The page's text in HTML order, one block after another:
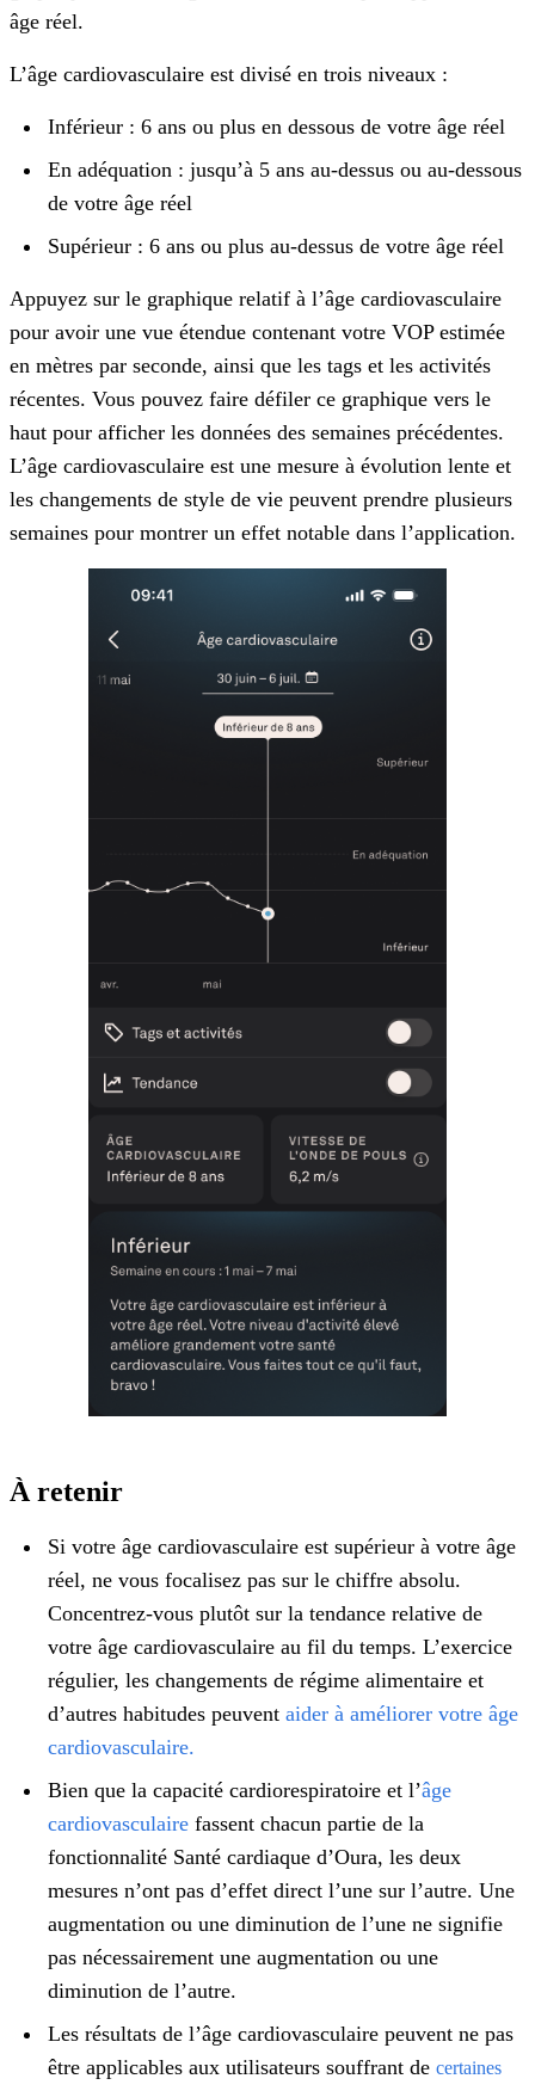
âge réel.
L’âge cardiovasculaire est divisé en trois niveaux :
Inférieur : 6 ans ou plus en dessous de votre âge réel
En adéquation : jusqu’à 5 ans au-dessus ou au-dessous
de votre âge réel
Supérieur : 6 ans ou plus au-dessus de votre âge réel
Appuyez sur le graphique relatif à l’âge cardiovasculaire
pour avoir une vue étendue contenant votre VOP estimée
en mètres par seconde, ainsi que les tags et les activités
récentes. Vous pouvez faire défiler ce graphique vers le
haut pour afficher les données des semaines précédentes.
L’âge cardiovasculaire est une mesure à évolution lente et
les changements de style de vie peuvent prendre plusieurs
semaines pour montrer un effet notable dans l’application.
À retenir
Si votre âge cardiovasculaire est supérieur à votre âge
réel, ne vous focalisez pas sur le chiffre absolu.
Concentrez-vous plutôt sur la tendance relative de
votre âge cardiovasculaire au fil du temps. L’exercice
régulier, les changements de régime alimentaire et
d’autres habitudes peuvent aider à améliorer votre âge
cardiovasculaire.
Bien que la capacité cardiorespiratoire et l’âge
cardiovasculaire fassent chacun partie de la
fonctionnalité Santé cardiaque d’Oura, les deux
mesures n’ont pas d’effet direct l’une sur l’autre. Une
augmentation ou une diminution de l’une ne signifie
pas nécessairement une augmentation ou une
diminution de l’autre.
Les résultats de l’âge cardiovasculaire peuvent ne pas
être applicables aux utilisateurs souffrant de certaines